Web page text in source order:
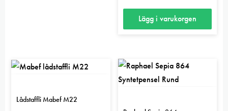
Lägg i varukorgen
Lådstaffli Mabef M22